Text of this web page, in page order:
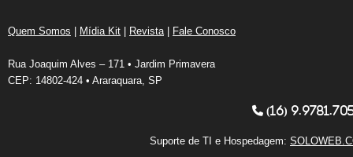
Quem Somos | Mídia Kit | Revista | Fale Conosco
Rua Joaquim Alves – 171 • Jardim Primavera
CEP: 14802-424 • Araraquara, SP
(16)
Suporte de TI e Hospedagem: